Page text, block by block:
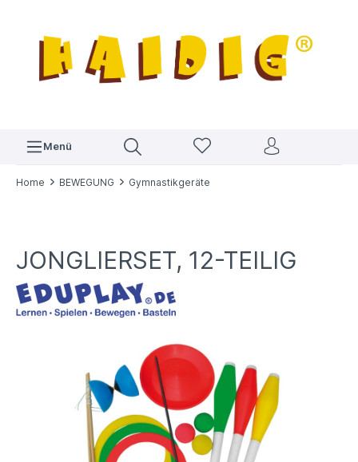
Menü
Home BEWEGUNG Gymnastikgeräte
JONGLIERSET, 12-TEILIG